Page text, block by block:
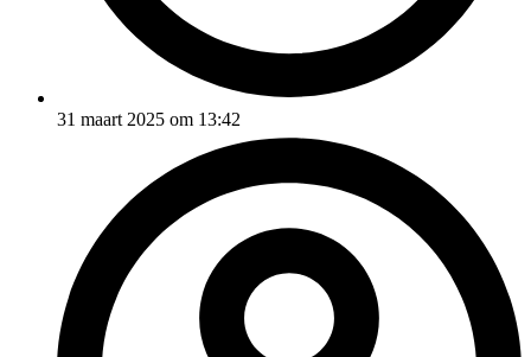
31 maart 2025 om 13:42